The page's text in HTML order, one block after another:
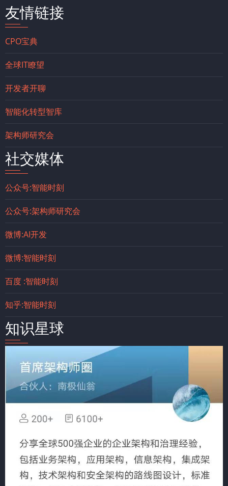
友情链接
CPO宝典
全球IT瞭望
开发者开聊
智能化转型智库
架构师研究会
社交媒体
公众号:智能时刻
公众号:架构师研究会
微博:AI开发
微博:智能时刻
百度 :智能时刻
知乎:智能时刻
知识星球